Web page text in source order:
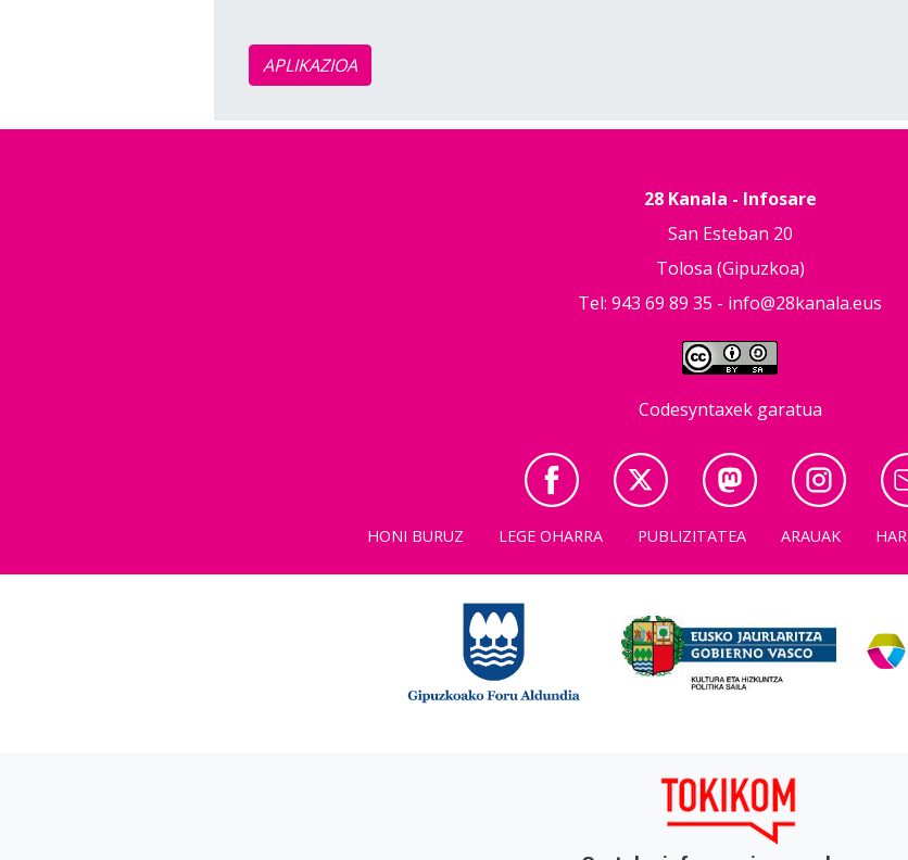
APLIKAZIOA
28 Kanala - Infosare
San Esteban 20
Tolosa (Gipuzkoa)
Tel: 943 69 89 35 - info@28kanala.eus
Codesyntaxek garatua
HONI BURUZ LEGE OHARRA PUBLIZITATEA ARAUAK